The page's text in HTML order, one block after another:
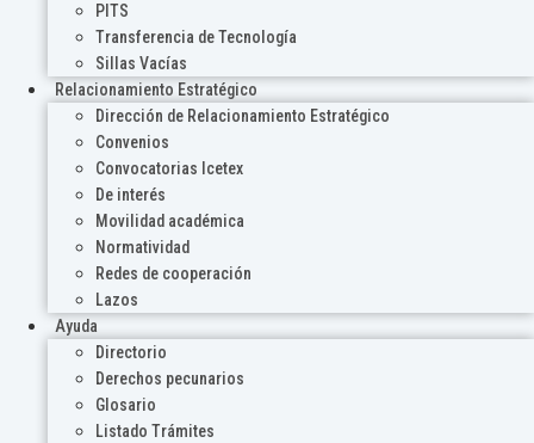
PITS
Transferencia de Tecnología
Sillas Vacías
Relacionamiento Estratégico
Dirección de Relacionamiento Estratégico
Convenios
Convocatorias Icetex
De interés
Movilidad académica
Normatividad
Redes de cooperación
Lazos
Ayuda
Directorio
Derechos pecunarios
Glosario
Listado Trámites